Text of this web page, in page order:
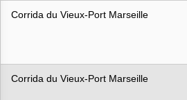
Corrida du Vieux-Port Marseille
Corrida du Vieux-Port Marseille